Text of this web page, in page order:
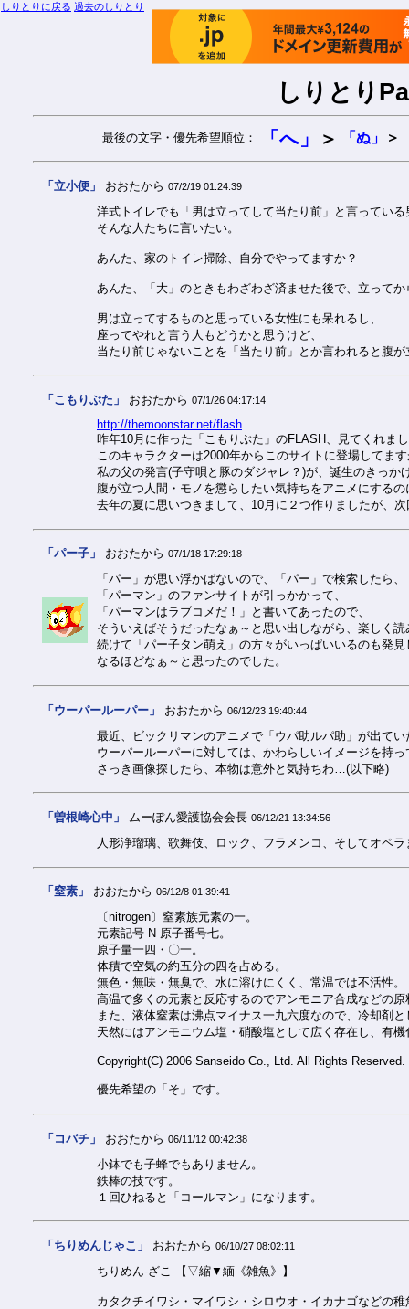
しりとり
最後の文字・優先希望順位： 「へ」 ＞ 「ぬ」 ＞
「立小便」 おおたから 07/2/19 01:24:39
洋式トイレでも「男は立ってして当たり前」と言ってい
そんな人たちに言いたい。
あんた、家のトイレ掃除、自分でやってますか？
あんた、「大」のときもわざわざ済ませた後で、立って
男は立ってするものと思っている女性にも呆れるし、
座ってやれと言う人もどうかと思うけど、
当たり前じゃないことを「当たり前」とか言われると腹
「こもりぶた」 おおたから 07/1/26 04:17:14
http://themoonstar.net/flash
昨年10月に作った「こもりぶた」のFLASH、見てくれま
このキャラクターは2000年からこのサイトに登場してま
私の父の発言(子守唄と豚のダジャレ？)が、誕生のきっか
腹が立つ人間・モノを懲らしたい気持ちをアニメにする
去年の夏に思いつきまして、10月に２つ作りましたが、
「パー子」 おおたから 07/1/18 17:29:18
「パー」が思い浮かばないので、「パー」で検索したら、
「パーマン」のファンサイトが引っかかって、
「パーマンはラブコメだ！」と書いてあったので、
そういえばそうだったなぁ～と思い出しながら、楽しく読
続けて「パー子タン萌え」の方々がいっぱいいるのも発見
なるほどなぁ～と思ったのでした。
「ウーパールーパー」 おおたから 06/12/23 19:40:44
最近、ビックリマンのアニメで「ウパ助ルパ助」が出て
ウーパールーパーに対しては、かわらしいイメージを持
さっき画像探したら、本物は意外と気持ちわ…(以下略)
「曽根崎心中」 ムーぽん愛護協会会長 06/12/21 13:34:56
人形浄瑠璃、歌舞伎、ロック、フラメンコ、そしてオペ
「窒素」 おおたから 06/12/8 01:39:41
〔nitrogen〕窒素族元素の一。
元素記号 N 原子番号七。
原子量一四・〇一。
体積で空気の約五分の四を占める。
無色・無味・無臭で、水に溶けにくく、常温では不活性。
高温で多くの元素と反応するのでアンモニア合成などの原
また、液体窒素は沸点マイナス一九六度なので、冷却剤
天然にはアンモニウム塩・硝酸塩として広く存在し、有
Copyright(C) 2006 Sanseido Co., Ltd. All Rights Reserved.
優先希望の「そ」です。
「コバチ」 おおたから 06/11/12 00:42:38
小鉢でも子蜂でもありません。
鉄棒の技です。
１回ひねると「コールマン」になります。
「ちりめんじゃこ」 おおたから 06/10/27 08:02:11
ちりめん-ざこ 【▽縮▼緬《雑魚》】
カタクチイワシ・マイワシ・シロウオ・イカナゴなどの
しりとりに戻る 過去のしりとり